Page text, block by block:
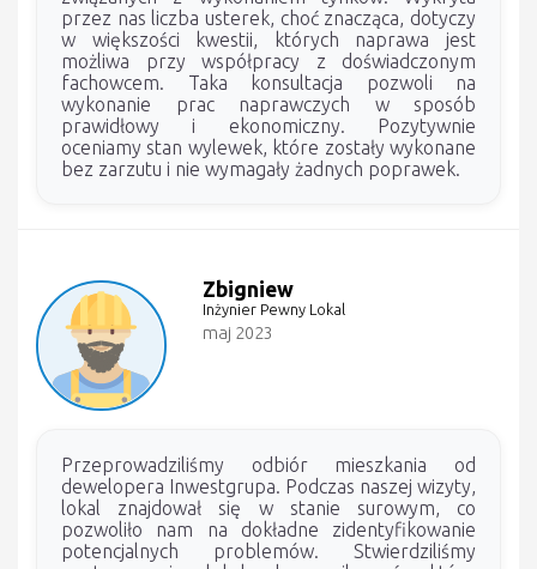
przez nas liczba usterek, choć znacząca, dotyczy
w większości kwestii, których naprawa jest
możliwa przy współpracy z doświadczonym
fachowcem. Taka konsultacja pozwoli na
wykonanie prac naprawczych w sposób
prawidłowy i ekonomiczny. Pozytywnie
oceniamy stan wylewek, które zostały wykonane
bez zarzutu i nie wymagały żadnych poprawek.
Zbigniew
Inżynier Pewny Lokal
maj 2023
Przeprowadziliśmy odbiór mieszkania od
dewelopera Inwestgrupa. Podczas naszej wizyty,
lokal znajdował się w stanie surowym, co
pozwoliło nam na dokładne zidentyfikowanie
potencjalnych problemów. Stwierdziliśmy